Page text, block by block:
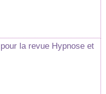
la revue Hypnose et